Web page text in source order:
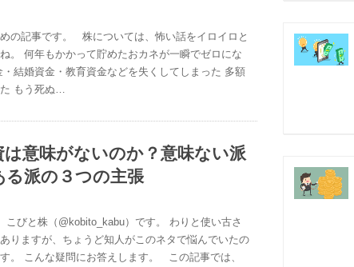
の記事です。 株については、怖い話をイロイロと
。 何年もかかって貯めたおカネが一瞬でゼロにな
・結婚資金・教育資金などを失くしてしまった 多額
もう死ぬ…
は意味がないのか？意味ない派
る派の３つの主張
こびと株（@kobito_kabu）です。 わりと使い古さ
りますが、ちょうど知人がこのネタで悩んでいたの
。 こんな疑問にお答えします。 この記事では、